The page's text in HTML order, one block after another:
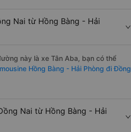
Nai từ Hồng Bàng - Hải
này là xe Tân Aba, bạn có thể
Hồng Bàng - Hải Phòng đi Đồng
Nai từ Hồng Bàng - Hải